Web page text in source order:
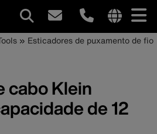
site
Esticadores de puxamento de fio
cabo Klein
de 12